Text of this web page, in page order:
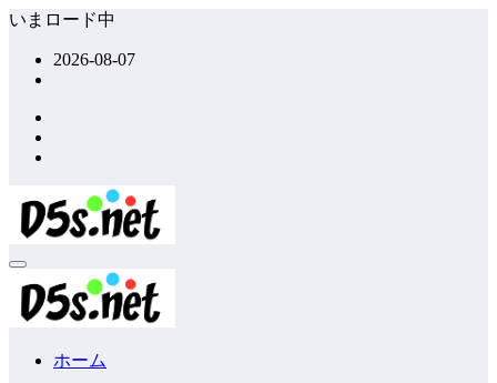
コ
ッ
プ
いまロード中
2026-08-07
ホーム